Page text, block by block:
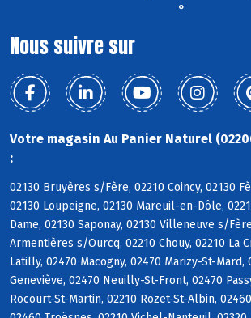
°
Nous suivre sur
Votre magasin Au Panier Naturel
:
02130 Bruyères s/Fère, 02210 Coincy, 02130
02130 Loupeigne, 02130 Mareuil-en-Dôle,
Dame, 02130 Saponay, 02130 Villeneuve s/
Armentières s/Ourcq, 02210 Chouy, 02210 La
Latilly, 02470 Macogny, 02470 Marizy-St-Mard,
Geneviève, 02470 Neuilly-St-Front, 02470
Rocourt-St-Martin, 02210 Rozet-St-Albin,